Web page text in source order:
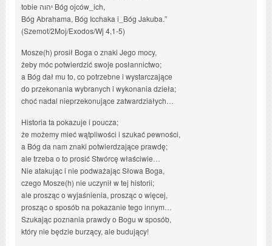
tobie יהוה Bóg ojców_ich,
Bóg Abrahama, Bóg Icchaka i_Bóg Jakuba.”
(Szemot/2Moj/Exodos/Wj 4,1-5)
Mosze(h) prosił Boga o znaki Jego mocy,
żeby móc potwierdzić swoje posłannictwo;
a Bóg dał mu to, co potrzebne i wystarczające
do przekonania wybranych i wykonania dzieła;
choć nadal nieprzekonujące zatwardziałych…
Historia ta pokazuje i poucza;
że możemy mieć wątpliwości i szukać pewności,
a Bóg da nam znaki potwierdzające prawdę;
ale trzeba o to prosić Stwórcę właściwie…
Nie atakując i nie podważając Słowa Boga,
czego Mosze(h) nie uczynił w tej historii;
ale prosząc o wyjaśnienia, prosząc o więcej,
prosząc o sposób na pokazanie tego innym…
Szukając poznania prawdy o Bogu w sposób,
który nie będzie burzący, ale budujący!